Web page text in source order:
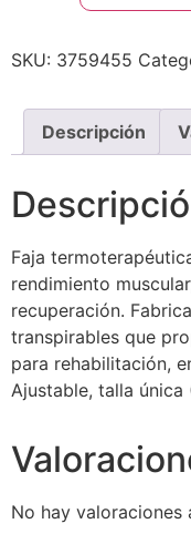
SKU: 3759455
Descripción
Faja
rendimiento
recuperación.
transpirables que
para rehabilitación,
Ajustable, talla única
No hay valoraciones